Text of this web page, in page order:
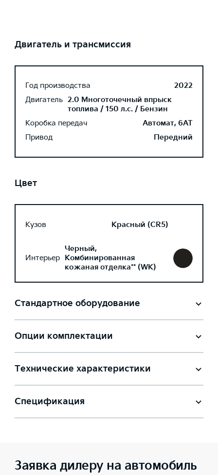
Двигатель и трансмиссия
Год производства
2022
Двигатель 2.0 Многоточечный впрыск
топлива / 150 л.с. / Бензин
Коробка передач
Автомат, 6AT
Привод
Передний
Цвет
Кузов Красный (CR5)
Интерьер
Черный,
Комбинированная
кожаная отделка** (WK)
Стандартное оборудование
Опции комплектации
Технические характеристики
Спецификация
Заявка дилеру на автомобиль